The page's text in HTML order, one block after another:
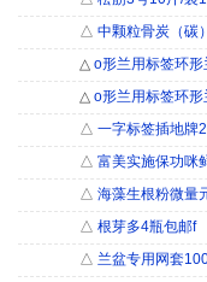
△ 中颗粒骨炭（碳
△ o形兰用标签环
△ o形兰用标签环
△ 一字标签插地牌
△ 富美实施保功咪
△ 海藻生根粉微量
△ 根芽多4瓶包邮f
△ 兰盆专用网套